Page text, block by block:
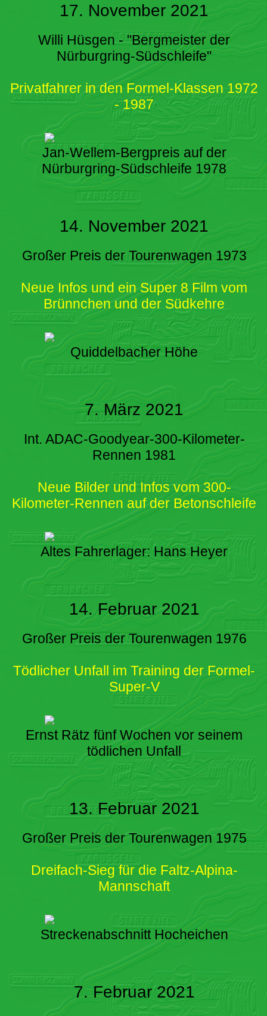
17. November 2021
Willi Hüsgen - "Bergmeister der
Nürburgring-Südschleife"
Privatfahrer in den Formel-Klassen 1972
- 1987
Jan-Wellem-Bergpreis auf der
Nürburgring-Südschleife 1978
14. November 2021
Großer Preis der Tourenwagen 1973
Neue Infos und ein Super 8 Film vom
Brünnchen und der Südkehre
Quiddelbacher Höhe
7. März 2021
Int. ADAC-Goodyear-300-Kilometer-
Rennen 1981
Neue Bilder und Infos vom 300-
Kilometer-Rennen auf der Betonschleife
Altes Fahrerlager: Hans Heyer
14. Februar 2021
Großer Preis der Tourenwagen 1976
Tödlicher Unfall im Training der Formel-
Super-V
Ernst Rätz fünf Wochen vor seinem
tödlichen Unfall
13. Februar 2021
Großer Preis der Tourenwagen 1975
Dreifach-Sieg für die Faltz-Alpina-
Mannschaft
Streckenabschnitt Hocheichen
7. Februar 2021